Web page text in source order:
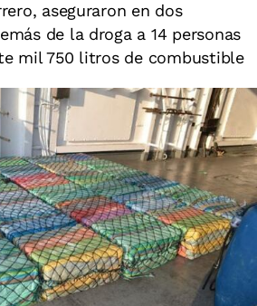
aseguraron en dos
de la droga a 14 personas
mil 750 litros de combustible